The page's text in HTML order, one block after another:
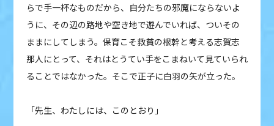
らで手一杯なものだから、自分たちの邪魔にならないよ
うに、その辺の路地や空き地で遊んでいれば、ついその
ままにしてしまう。保育こそ救貧の根幹と考える志賀志
那人にとって、それはとうてい手をこまねいて見ていられ
ることではなかった。そこで正子に白羽の矢が立った。
「先生、わたしには、このとおり」